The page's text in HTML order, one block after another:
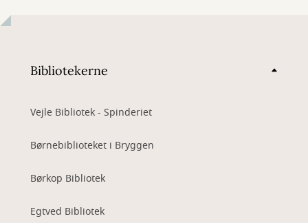
Bibliotekerne
Vejle Bibliotek - Spinderiet
Børnebiblioteket i Bryggen
Børkop Bibliotek
Egtved Bibliotek